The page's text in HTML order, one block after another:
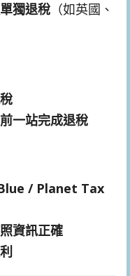
獨退稅（如英國、
一站完成退稅
/ Planet Tax
資訊正確